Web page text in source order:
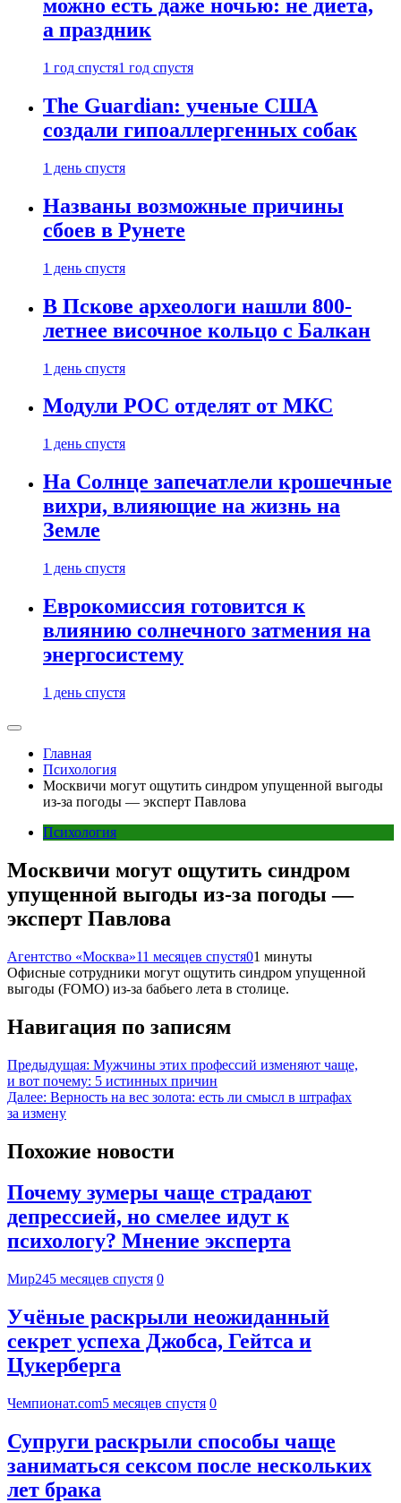
можно есть даже ночью: не диета,
а праздник
1 год спустя1 год спустя
The Guardian: ученые США
создали гипоаллергенных собак
1 день спустя
Названы возможные причины
сбоев в Рунете
1 день спустя
В Пскове археологи нашли 800-
летнее височное кольцо с Балкан
1 день спустя
Модули РОС отделят от МКС
1 день спустя
На Солнце запечатлели крошечные
вихри, влияющие на жизнь на
Земле
1 день спустя
Еврокомиссия готовится к
влиянию солнечного затмения на
энергосистему
1 день спустя
Главная
Психология
Москвичи могут ощутить синдром упущенной выгоды
из-за погоды — эксперт Павлова
Психология
Москвичи могут ощутить синдром
упущенной выгоды из-за погоды —
эксперт Павлова
Агентство «Москва»11 месяцев спустя01 минуты
Офисные сотрудники могут ощутить синдром упущенной
выгоды (FOMO) из-за бабьего лета в столице.
Навигация по записям
Предыдущая: Мужчины этих профессий изменяют чаще,
и вот почему: 5 истинных причин
Далее: Верность на вес золота: есть ли смысл в штрафах
за измену
Похожие новости
Почему зумеры чаще страдают
депрессией, но смелее идут к
психологу? Мнение эксперта
Мир245 месяцев спустя 0
Учёные раскрыли неожиданный
секрет успеха Джобса, Гейтса и
Цукерберга
Чемпионат.com5 месяцев спустя 0
Супруги раскрыли способы чаще
заниматься сексом после нескольких
лет брака